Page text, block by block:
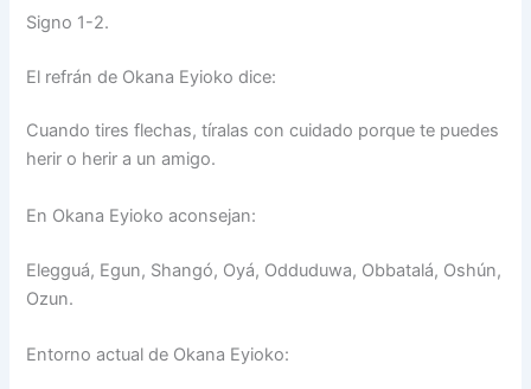
Signo 1-2.
El refrán de Okana Eyioko dice:
Cuando tires flechas, tíralas con cuidado porque te puedes
herir o herir a un amigo.
En Okana Eyioko aconsejan:
Elegguá, Egun, Shangó, Oyá, Odduduwa, Obbatalá, Oshún,
Ozun.
Entorno actual de Okana Eyioko: